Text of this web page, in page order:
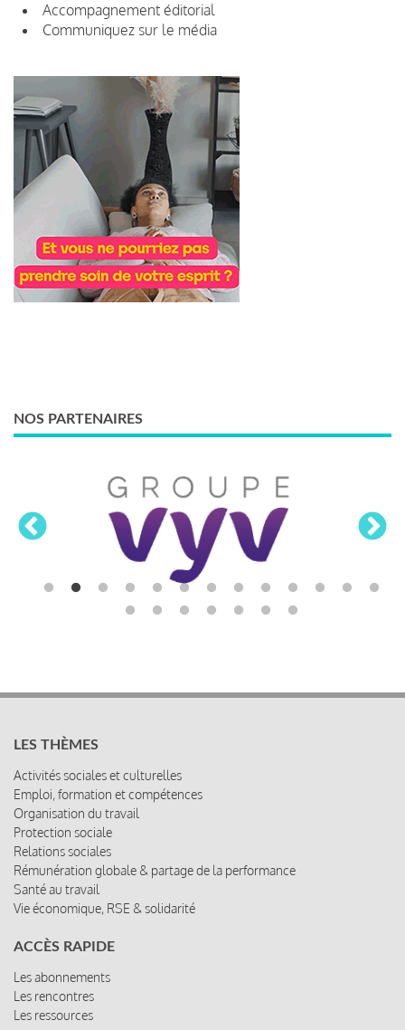
Accompagnement éditorial
Communiquez sur le média
NOS PARTENAIRES
LES THÈMES
Activités sociales et culturelles
Emploi, formation et compétences
Organisation du travail
Protection sociale
Relations sociales
Rémunération globale & partage de la performance
Santé au travail
Vie économique, RSE & solidarité
ACCÈS RAPIDE
Les abonnements
Les rencontres
Les ressources